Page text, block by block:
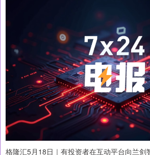
格隆汇5月18日｜有投资者在互动平台向兰剑